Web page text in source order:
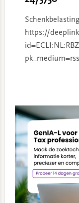
https://
Sidebar